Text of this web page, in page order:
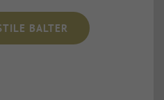
BALTER